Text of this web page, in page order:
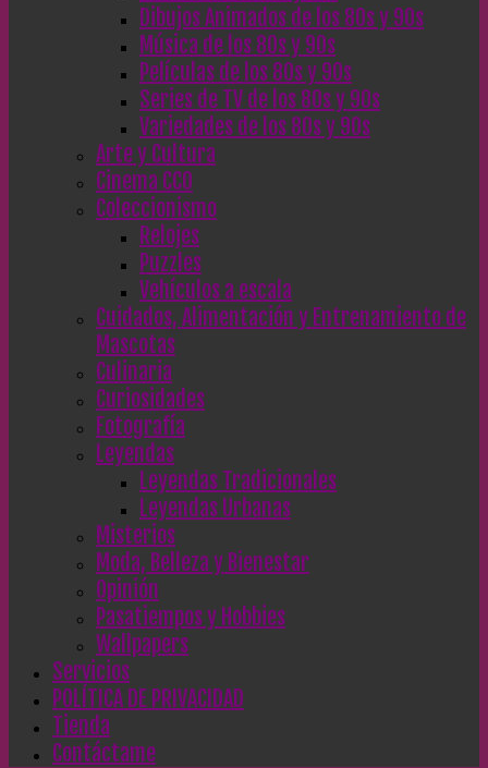
Dibujos Animados de los 80s y 90s
Música de los 80s y 90s
Películas de los 80s y 90s
Series de TV de los 80s y 90s
Variedades de los 80s y 90s
Arte y Cultura
Cinema CC0
Coleccionismo
Relojes
Puzzles
Vehículos a escala
Cuidados, Alimentación y Entrenamiento de
Mascotas
Culinaria
Curiosidades
Fotografía
Leyendas
Leyendas Tradicionales
Leyendas Urbanas
Misterios
Moda, Belleza y Bienestar
Opinión
Pasatiempos y Hobbies
Wallpapers
Servicios
POLÍTICA DE PRIVACIDAD
Tienda
Contáctame